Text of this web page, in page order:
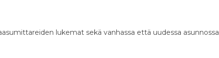
lukemat sekä vanhassa että uudessa asunnossa